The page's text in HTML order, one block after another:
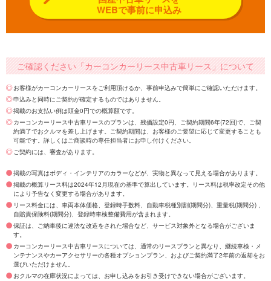
WEBで事前に申込み
ご確認ください「カーコンカーリース中古車リース」について
お客様がカーコンカーリースをご利用頂けるか、事前申込みで簡単にご確認いただけます。
申込みと同時にご契約が確定するものではありません。
掲載のお支払い例は頭金0円での概算額です。
カーコンカーリース中古車リースのプランは、残価設定0円、ご契約期間6年(72回)で、ご契
約満了でおクルマを差し上げます。ご契約期間は、お客様のご要望に応じて変更することも
可能です。詳しくはご商談時の専任担当者にお申し付けください。
ご契約には、審査があります。
掲載の写真はボディ・インテリアのカラーなどが、実物と異なって見える場合があります。
掲載の概算リース料は2024年12月現在の基準で算出しています。リース料は税率改定その他
により予告なく変更する場合があります。
リース料金には、車両本体価格、登録時手数料、自動車税種別割(期間分)、重量税(期間分) 、
自賠責保険料(期間分)、登録時車検整備費用が含まれます。
保証は、ご納車後に違法な改造をされた場合など、サービス対象外となる場合がございま
す。
カーコンカーリース中古車リースについては、通常のリースプランと異なり、継続車検・メ
ンテナンスやカーアクセサリーの各種オプションプラン、およびご契約満了2年前の返却をお
選びいただけません。
おクルマの在庫状況によっては、お申し込みをお引き受けできない場合がございます。